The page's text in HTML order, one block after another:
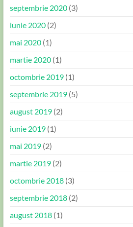
septembrie 2020(3)
iunie 2020(2)
mai 2020(1)
martie 2020(1)
octombrie 2019(1)
septembrie 2019(5)
august 2019(2)
iunie 2019(1)
mai 2019(2)
martie 2019(2)
octombrie 2018(3)
septembrie 2018(2)
august 2018(1)